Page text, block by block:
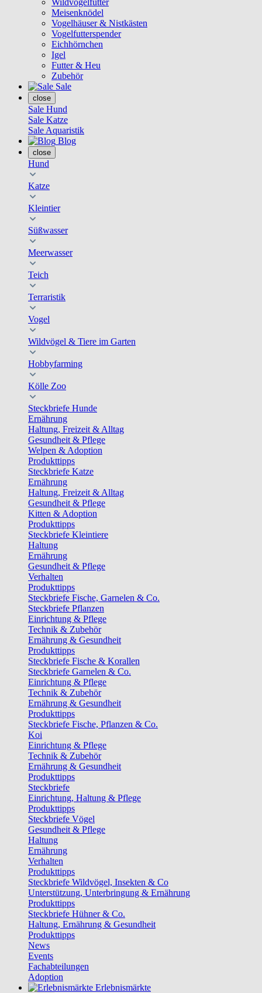
Wildvogelfutter
Meisenknödel
Vogelhäuser & Nistkästen
Vogelfutterspender
Eichhörnchen
Igel
Futter & Heu
Zubehör
Sale
close
Sale Hund
Sale Katze
Sale Aquaristik
Blog
close
Hund
Katze
Kleintier
Süßwasser
Meerwasser
Teich
Terraristik
Vogel
Wildvögel & Tiere im Garten
Hobbyfarming
Kölle Zoo
Steckbriefe Hunde
Ernährung
Haltung, Freizeit & Alltag
Gesundheit & Pflege
Welpen & Adoption
Produkttipps
Steckbriefe Katze
Ernährung
Haltung, Freizeit & Alltag
Gesundheit & Pflege
Kitten & Adoption
Produkttipps
Steckbriefe Kleintiere
Haltung
Ernährung
Gesundheit & Pflege
Verhalten
Produkttipps
Steckbriefe Fische, Garnelen & Co.
Steckbriefe Pflanzen
Einrichtung & Pflege
Technik & Zubehör
Ernährung & Gesundheit
Produkttipps
Steckbriefe Fische & Korallen
Steckbriefe Garnelen & Co.
Einrichtung & Pflege
Technik & Zubehör
Ernährung & Gesundheit
Produkttipps
Steckbriefe Fische, Pflanzen & Co.
Koi
Einrichtung & Pflege
Technik & Zubehör
Ernährung & Gesundheit
Produkttipps
Steckbriefe
Einrichtung, Haltung & Pflege
Produkttipps
Steckbriefe Vögel
Gesundheit & Pflege
Haltung
Ernährung
Verhalten
Produkttipps
Steckbriefe Wildvögel, Insekten & Co
Unterstützung, Unterbringung & Ernährung
Produkttipps
Steckbriefe Hühner & Co.
Haltung, Ernährung & Gesundheit
Produkttipps
News
Events
Fachabteilungen
Adoption
Erlebnismärkte